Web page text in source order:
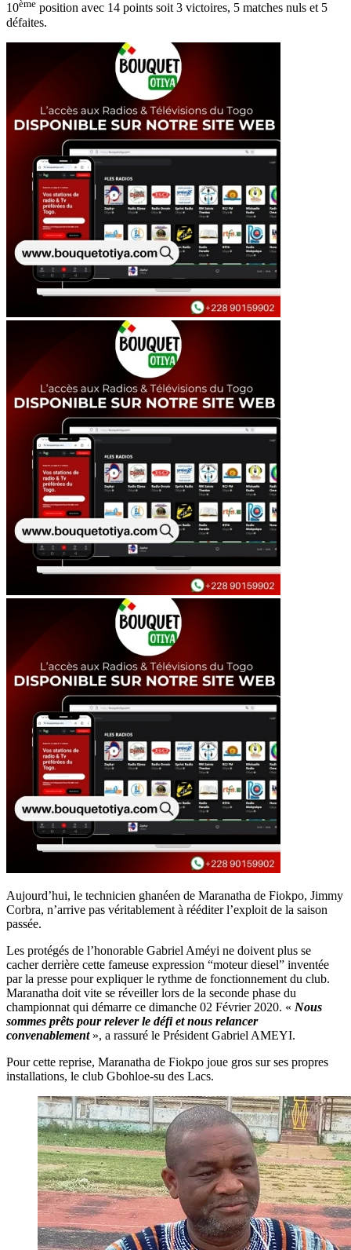
10ème position avec 14 points soit 3 victoires, 5 matches nuls et 5
défaites.
Aujourd’hui, le technicien ghanéen de Maranatha de Fiokpo, Jimmy
Corbra, n’arrive pas véritablement à rééditer l’exploit de la saison
passée.
Les protégés de l’honorable Gabriel Améyi ne doivent plus se
cacher derrière cette fameuse expression “moteur diesel” inventée
par la presse pour expliquer le rythme de fonctionnement du club.
Maranatha doit vite se réveiller lors de la seconde phase du
championnat qui démarre ce dimanche 02 Février 2020. « Nous
sommes prêts pour relever le défi et nous relancer
convenablement », a rassuré le Président Gabriel AMEYI.
Pour cette reprise, Maranatha de Fiokpo joue gros sur ses propres
installations, le club Gbohloe-su des Lacs.